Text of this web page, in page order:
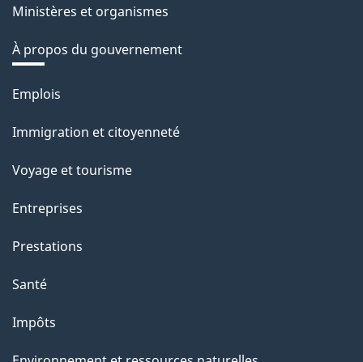
Ministères et organismes
À propos du gouvernement
Thèmes
sujets
Emplois
Immigration et citoyenneté
Voyage et tourisme
Entreprises
Prestations
Santé
Impôts